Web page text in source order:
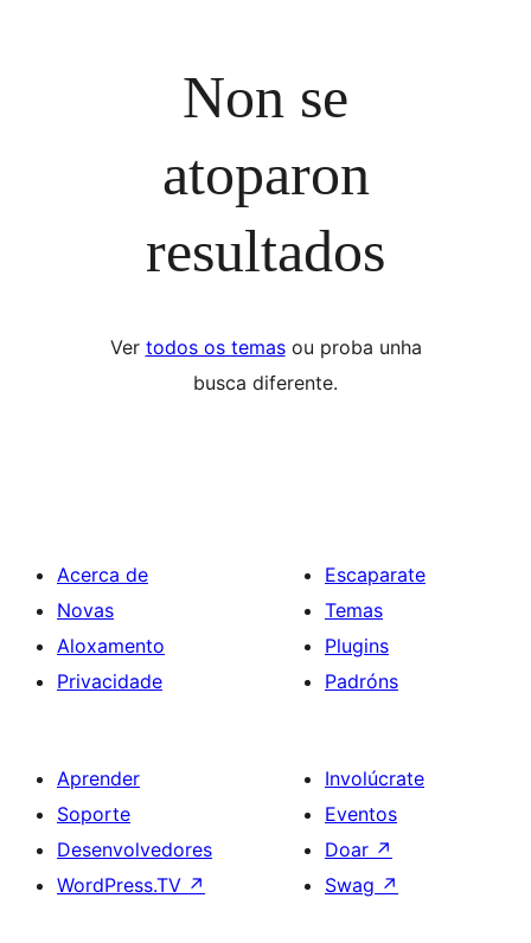
Non se
atoparon
resultados
Ver todos os temasou proba unha
busca diferente.
Acerca de
Novas
Aloxamento
Privacidade
Escaparate
Temas
Plugins
Padróns
Aprender
Soporte
Desenvolvedores
WordPress.TV ↗
Involúcrate
Eventos
Doar ↗
Swag ↗